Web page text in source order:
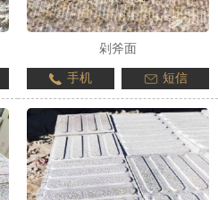
剁斧面
手机 短信